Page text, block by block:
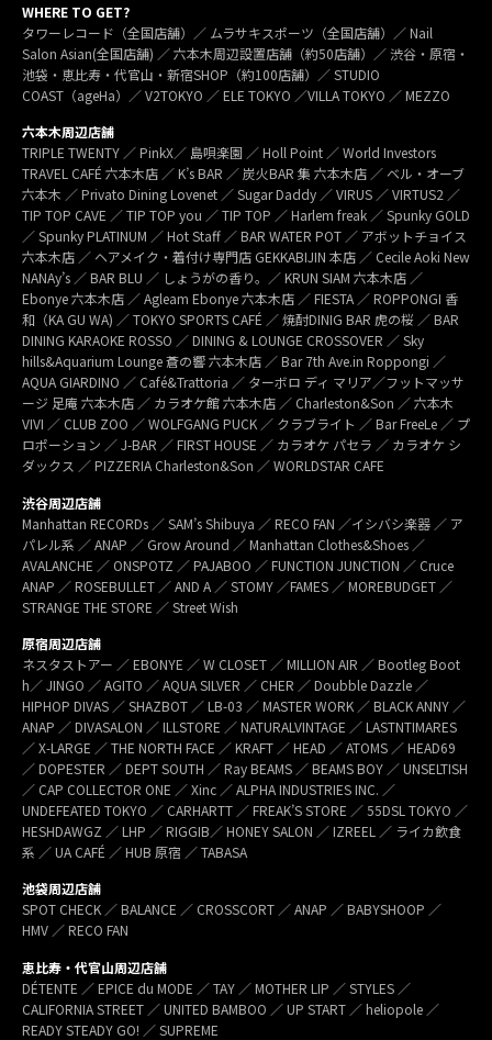
WHERE TO GET?
タワーレコード（全国店舗）／ ムラサキスポーツ（全国店舗）／ Nail
Salon Asian(全国店舗) ／ 六本木周辺設置店舗（約50店舗）／ 渋谷・原宿・
池袋・恵比寿・代官山・新宿SHOP（約100店舗）／ STUDIO
COAST（ageHa）／ V2TOKYO ／ ELE TOKYO ／VILLA TOKYO ／ MEZZO
六本木周辺店舗
TRIPLE TWENTY ／ PinkX／ 島唄楽園 ／ Holl Point ／ World Investors
TRAVEL CAFÉ 六本木店 ／ K’s BAR ／ 炭火BAR 集 六本木店 ／ ベル・オーブ
六本木 ／ Privato Dining Lovenet ／ Sugar Daddy ／ VIRUS ／ VIRTUS2 ／
TIP TOP CAVE ／ TIP TOP you ／ TIP TOP ／ Harlem freak ／ Spunky GOLD
／ Spunky PLATINUM ／ Hot Staff ／ BAR WATER POT ／ アボットチョイス
六本木店 ／ ヘアメイク・着付け専門店 GEKKABIJIN 本店 ／ Cecile Aoki New
NANAy’s ／ BAR BLU ／ しょうがの香り。／ KRUN SIAM 六本木店 ／
Ebonye 六本木店 ／ Agleam Ebonye 六本木店 ／ FIESTA ／ ROPPONGI 香
和（KA GU WA) ／ TOKYO SPORTS CAFÉ ／ 焼酎DINIG BAR 虎の桜 ／ BAR
DINING KARAOKE ROSSO ／ DINING & LOUNGE CROSSOVER ／ Sky
hills&Aquarium Lounge 蒼の響 六本木店 ／ Bar 7th Ave.in Roppongi ／
AQUA GIARDINO ／ Café&Trattoria ／ ターボロ ディ マリア／フットマッサ
ージ 足庵 六本木店 ／ カラオケ館 六本木店 ／ Charleston&Son ／ 六本木
VIVI ／ CLUB ZOO ／ WOLFGANG PUCK ／ クラブライト ／ Bar FreeLe ／ プ
ロポーション ／ J-BAR ／ FIRST HOUSE ／ カラオケ パセラ ／ カラオケ シ
ダックス ／ PIZZERIA Charleston&Son ／ WORLDSTAR CAFE
渋谷周辺店舗
Manhattan RECORDs ／ SAM’s Shibuya ／ RECO FAN ／イシバシ楽器 ／ ア
パレル系 ／ ANAP ／ Grow Around ／ Manhattan Clothes&Shoes ／
AVALANCHE ／ ONSPOTZ ／ PAJABOO ／ FUNCTION JUNCTION ／ Cruce
ANAP ／ ROSEBULLET ／ AND A ／ STOMY ／FAMES ／ MOREBUDGET ／
STRANGE THE STORE ／ Street Wish
原宿周辺店舗
ネスタストアー ／ EBONYE ／ W CLOSET ／ MILLION AIR ／ Bootleg Boot
h／ JINGO ／ AGITO ／ AQUA SILVER ／ CHER ／ Doubble Dazzle ／
HIPHOP DIVAS ／ SHAZBOT ／ LB-03 ／ MASTER WORK ／ BLACK ANNY ／
ANAP ／ DIVASALON ／ ILLSTORE ／ NATURALVINTAGE ／ LASTNTIMARES
／ X-LARGE ／ THE NORTH FACE ／ KRAFT ／ HEAD ／ ATOMS ／ HEAD69
／ DOPESTER ／ DEPT SOUTH ／ Ray BEAMS ／ BEAMS BOY ／ UNSELTISH
／ CAP COLLECTOR ONE ／ Xinc ／ ALPHA INDUSTRIES INC. ／
UNDEFEATED TOKYO ／ CARHARTT ／ FREAK’S STORE ／ 55DSL TOKYO ／
HESHDAWGZ ／ LHP ／ RIGGIB／ HONEY SALON ／ IZREEL ／ ライカ飲食
系 ／ UA CAFÉ ／ HUB 原宿 ／ TABASA
池袋周辺店舗
SPOT CHECK ／ BALANCE ／ CROSSCORT ／ ANAP ／ BABYSHOOP ／
HMV ／ RECO FAN
恵比寿・代官山周辺店舗
DÉTENTE ／ EPICE du MODE ／ TAY ／ MOTHER LIP ／ STYLES ／
CALIFORNIA STREET ／ UNITED BAMBOO ／ UP START ／ heliopole ／
READY STEADY GO! ／ SUPREME